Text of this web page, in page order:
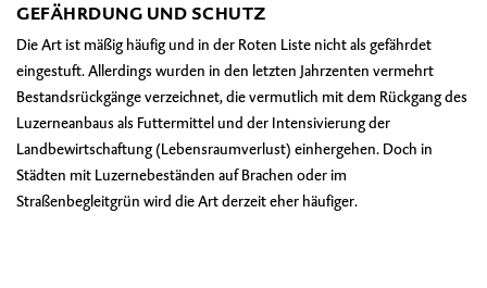
GEFÄHRDUNG UND SCHUTZ
Die Art ist mäßig häufig und in der Roten Liste nicht als gefährdet
eingestuft. Allerdings wurden in den letzten Jahrzenten vermehrt
Bestandsrückgänge verzeichnet, die vermutlich mit dem Rückgang des
Luzerneanbaus als Futtermittel und der Intensivierung der
Landbewirtschaftung (Lebensraumverlust) einhergehen. Doch in
Städten mit Luzernebeständen auf Brachen oder im
Straßenbegleitgrün wird die Art derzeit eher häufiger.